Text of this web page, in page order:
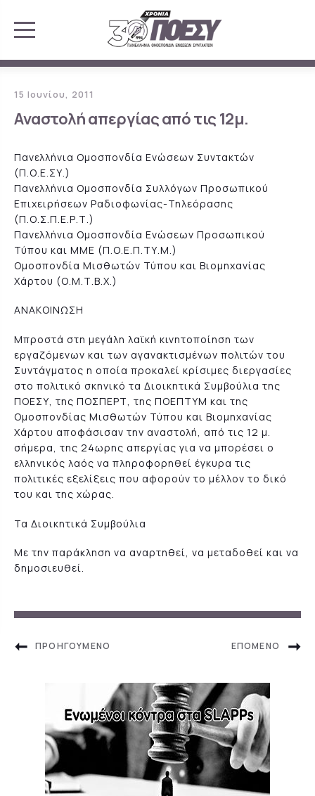
15 Ιουνίου, 2011
Αναστολή απεργίας από τις 12μ.
Πανελλήνια Ομοσπονδία Ενώσεων Συντακτών
(Π.Ο.Ε.ΣΥ.)
Πανελλήνια Ομοσπονδία Συλλόγων Προσωπικού
Επιχειρήσεων Ραδιοφωνίας-Τηλεόρασης
(Π.Ο.Σ.Π.Ε.Ρ.Τ.)
Πανελλήνια Ομοσπονδία Ενώσεων Προσωπικού
Τύπου και ΜΜΕ (Π.Ο.Ε.Π.ΤΥ.Μ.)
Ομοσπονδία Μισθωτών Τύπου και Βιομηχανίας
Χάρτου (Ο.Μ.Τ.Β.Χ.)
ΑΝΑΚΟΙΝΩΣΗ
Μπροστά στη μεγάλη λαϊκή κινητοποίηση των
εργαζόμενων και των αγανακτισμένων πολιτών του
Συντάγματος η οποία προκαλεί κρίσιμες διεργασίες
στο πολιτικό σκηνικό τα Διοικητικά Συμβούλια της
ΠΟΕΣΥ, της ΠΟΣΠΕΡΤ, της ΠΟΕΠΤΥΜ και της
Ομοσπονδίας Μισθωτών Τύπου και Βιομηχανίας
Χάρτου αποφάσισαν την αναστολή, από τις 12 μ.
σήμερα, της 24ωρης απεργίας για να μπορέσει ο
ελληνικός λαός να πληροφορηθεί έγκυρα τις
πολιτικές εξελίξεις που αφορούν το μέλλον το δικό
του και της χώρας.
Τα Διοικητικά Συμβούλια
Με την παράκληση να αναρτηθεί, να μεταδοθεί και να
δημοσιευθεί.